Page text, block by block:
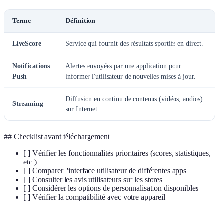
Terme Définition
LiveScore Service qui fournit des résultats sportifs en direct.
Notifications
Push
Alertes envoyées par une application pour
informer l'utilisateur de nouvelles mises à jour.
Streaming
Diffusion en continu de contenus (vidéos, audios)
sur Internet.
## Checklist avant téléchargement
[ ] Vérifier les fonctionnalités prioritaires (scores, statistiques,
etc.)
[ ] Comparer l'interface utilisateur de différentes apps
[ ] Consulter les avis utilisateurs sur les stores
[ ] Considérer les options de personnalisation disponibles
[ ] Vérifier la compatibilité avec votre appareil